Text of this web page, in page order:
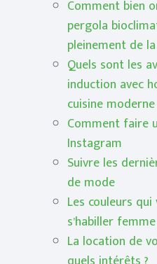
Comment bien
pergola
pleinement de
Quels sont les
induction avec
cuisine moderne
Comment faire
Instagram
Suivre les
de mode
Les couleurs
s’habiller femme
La location de